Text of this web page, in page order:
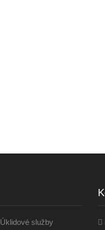
Úklidové služby